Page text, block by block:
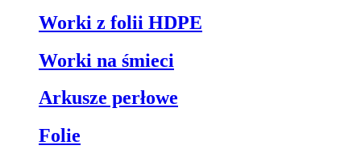
Worki z folii HDPE
Worki na śmieci
Arkusze perłowe
Folie